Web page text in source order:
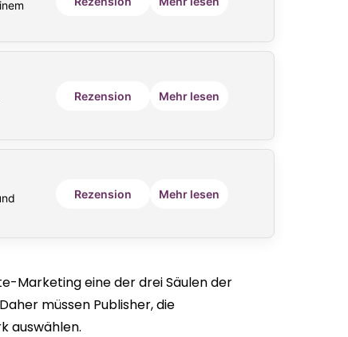
Rezension Mehr lesen
Rezension Mehr lesen
Marketing eine der drei Säulen der
müssen Publisher, die
auswählen.